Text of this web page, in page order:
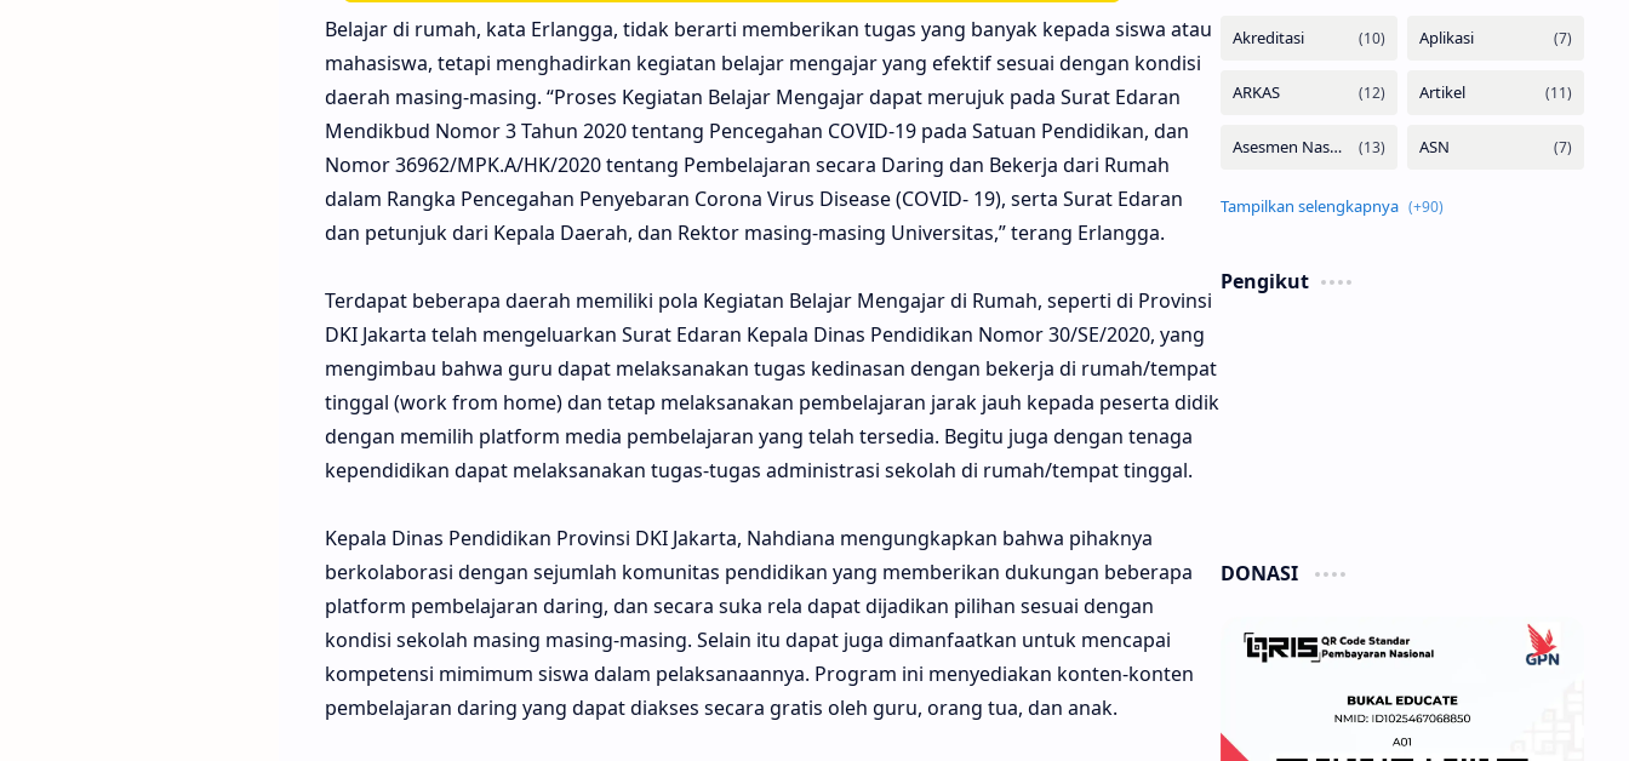
Belajar di rumah, kata Erlangga, tidak berarti memberikan tugas yang banyak kepada siswa atau
mahasiswa, tetapi menghadirkan kegiatan belajar mengajar yang efektif sesuai dengan kondisi
daerah masing-masing. “Proses Kegiatan Belajar Mengajar dapat merujuk pada Surat Edaran
Mendikbud Nomor 3 Tahun 2020 tentang Pencegahan COVID-19 pada Satuan Pendidikan, dan
Nomor 36962/MPK.A/HK/2020 tentang Pembelajaran secara Daring dan Bekerja dari Rumah
dalam Rangka Pencegahan Penyebaran Corona Virus Disease (COVID- 19), serta Surat Edaran
dan petunjuk dari Kepala Daerah, dan Rektor masing-masing Universitas,” terang Erlangga.
Terdapat beberapa daerah memiliki pola Kegiatan Belajar Mengajar di Rumah, seperti di Provinsi
DKI Jakarta telah mengeluarkan Surat Edaran Kepala Dinas Pendidikan Nomor 30/SE/2020, yang
mengimbau bahwa guru dapat melaksanakan tugas kedinasan dengan bekerja di rumah/tempat
tinggal (work from home) dan tetap melaksanakan pembelajaran jarak jauh kepada peserta didik
dengan memilih platform media pembelajaran yang telah tersedia. Begitu juga dengan tenaga
kependidikan dapat melaksanakan tugas-tugas administrasi sekolah di rumah/tempat tinggal.
Kepala Dinas Pendidikan Provinsi DKI Jakarta, Nahdiana mengungkapkan bahwa pihaknya
berkolaborasi dengan sejumlah komunitas pendidikan yang memberikan dukungan beberapa
platform pembelajaran daring, dan secara suka rela dapat dijadikan pilihan sesuai dengan
kondisi sekolah masing masing-masing. Selain itu dapat juga dimanfaatkan untuk mencapai
kompetensi mimimum siswa dalam pelaksanaannya. Program ini menyediakan konten-konten
pembelajaran daring yang dapat diakses secara gratis oleh guru, orang tua, dan anak.
Pengikut
DONASI